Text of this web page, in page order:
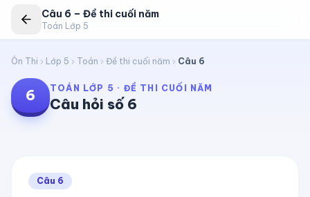
Câu 6 – Đề thi cuối năm
Toán Lớp 5
Ôn Thi Lớp 5 Toán Đề thi cuối năm Câu 6
6 TOÁN LỚP 5 · ĐỀ THI CUỐI NĂM
Câu hỏi số 6
Câu 6